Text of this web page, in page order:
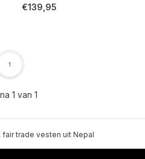
€139,95
1 van 1
1
trade vesten uit Nepal